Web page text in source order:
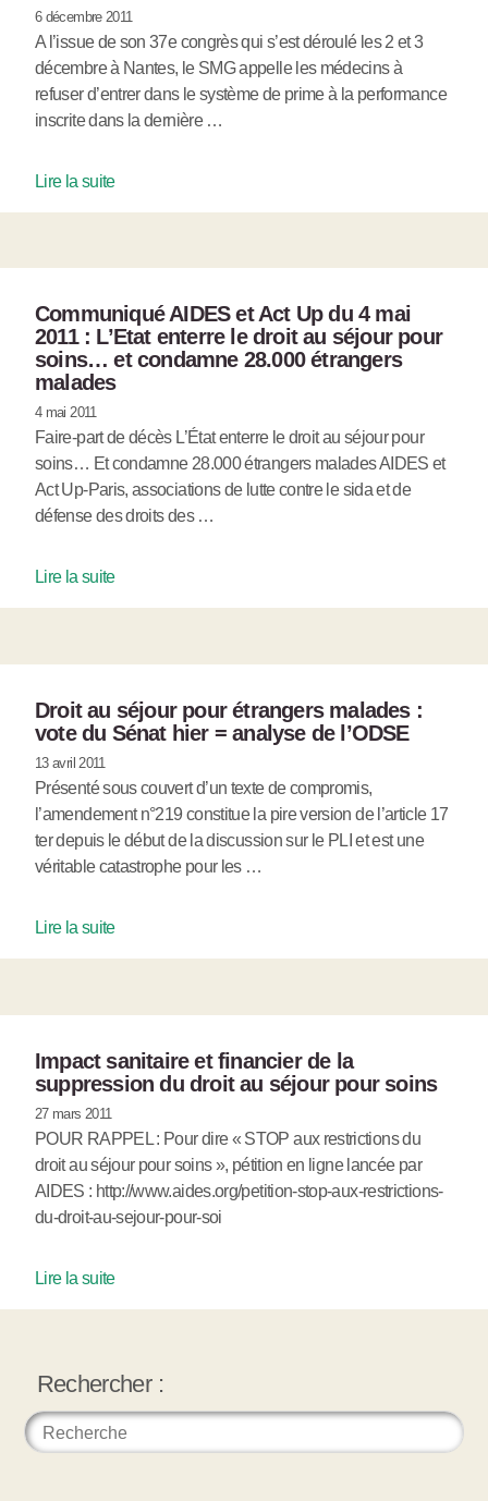
6 décembre 2011
A l’issue de son 37e congrès qui s’est déroulé les 2 et 3
décembre à Nantes, le SMG appelle les médecins à
refuser d’entrer dans le système de prime à la performance
inscrite dans la dernière …
Lire la suite
Communiqué AIDES et Act Up du 4 mai
2011 : L’Etat enterre le droit au séjour pour
soins… et condamne 28.000 étrangers
malades
4 mai 2011
Faire-part de décès L’État enterre le droit au séjour pour
soins… Et condamne 28.000 étrangers malades AIDES et
Act Up-Paris, associations de lutte contre le sida et de
défense des droits des …
Lire la suite
Droit au séjour pour étrangers malades :
vote du Sénat hier = analyse de l’ODSE
13 avril 2011
Présenté sous couvert d’un texte de compromis,
l’amendement n°219 constitue la pire version de l’article 17
ter depuis le début de la discussion sur le PLI et est une
véritable catastrophe pour les …
Lire la suite
Impact sanitaire et financier de la
suppression du droit au séjour pour soins
27 mars 2011
POUR RAPPEL : Pour dire « STOP aux restrictions du
droit au séjour pour soins », pétition en ligne lancée par
AIDES : http://www.aides.org/petition-stop-aux-restrictions-
du-droit-au-sejour-pour-soi
Lire la suite
Rechercher :